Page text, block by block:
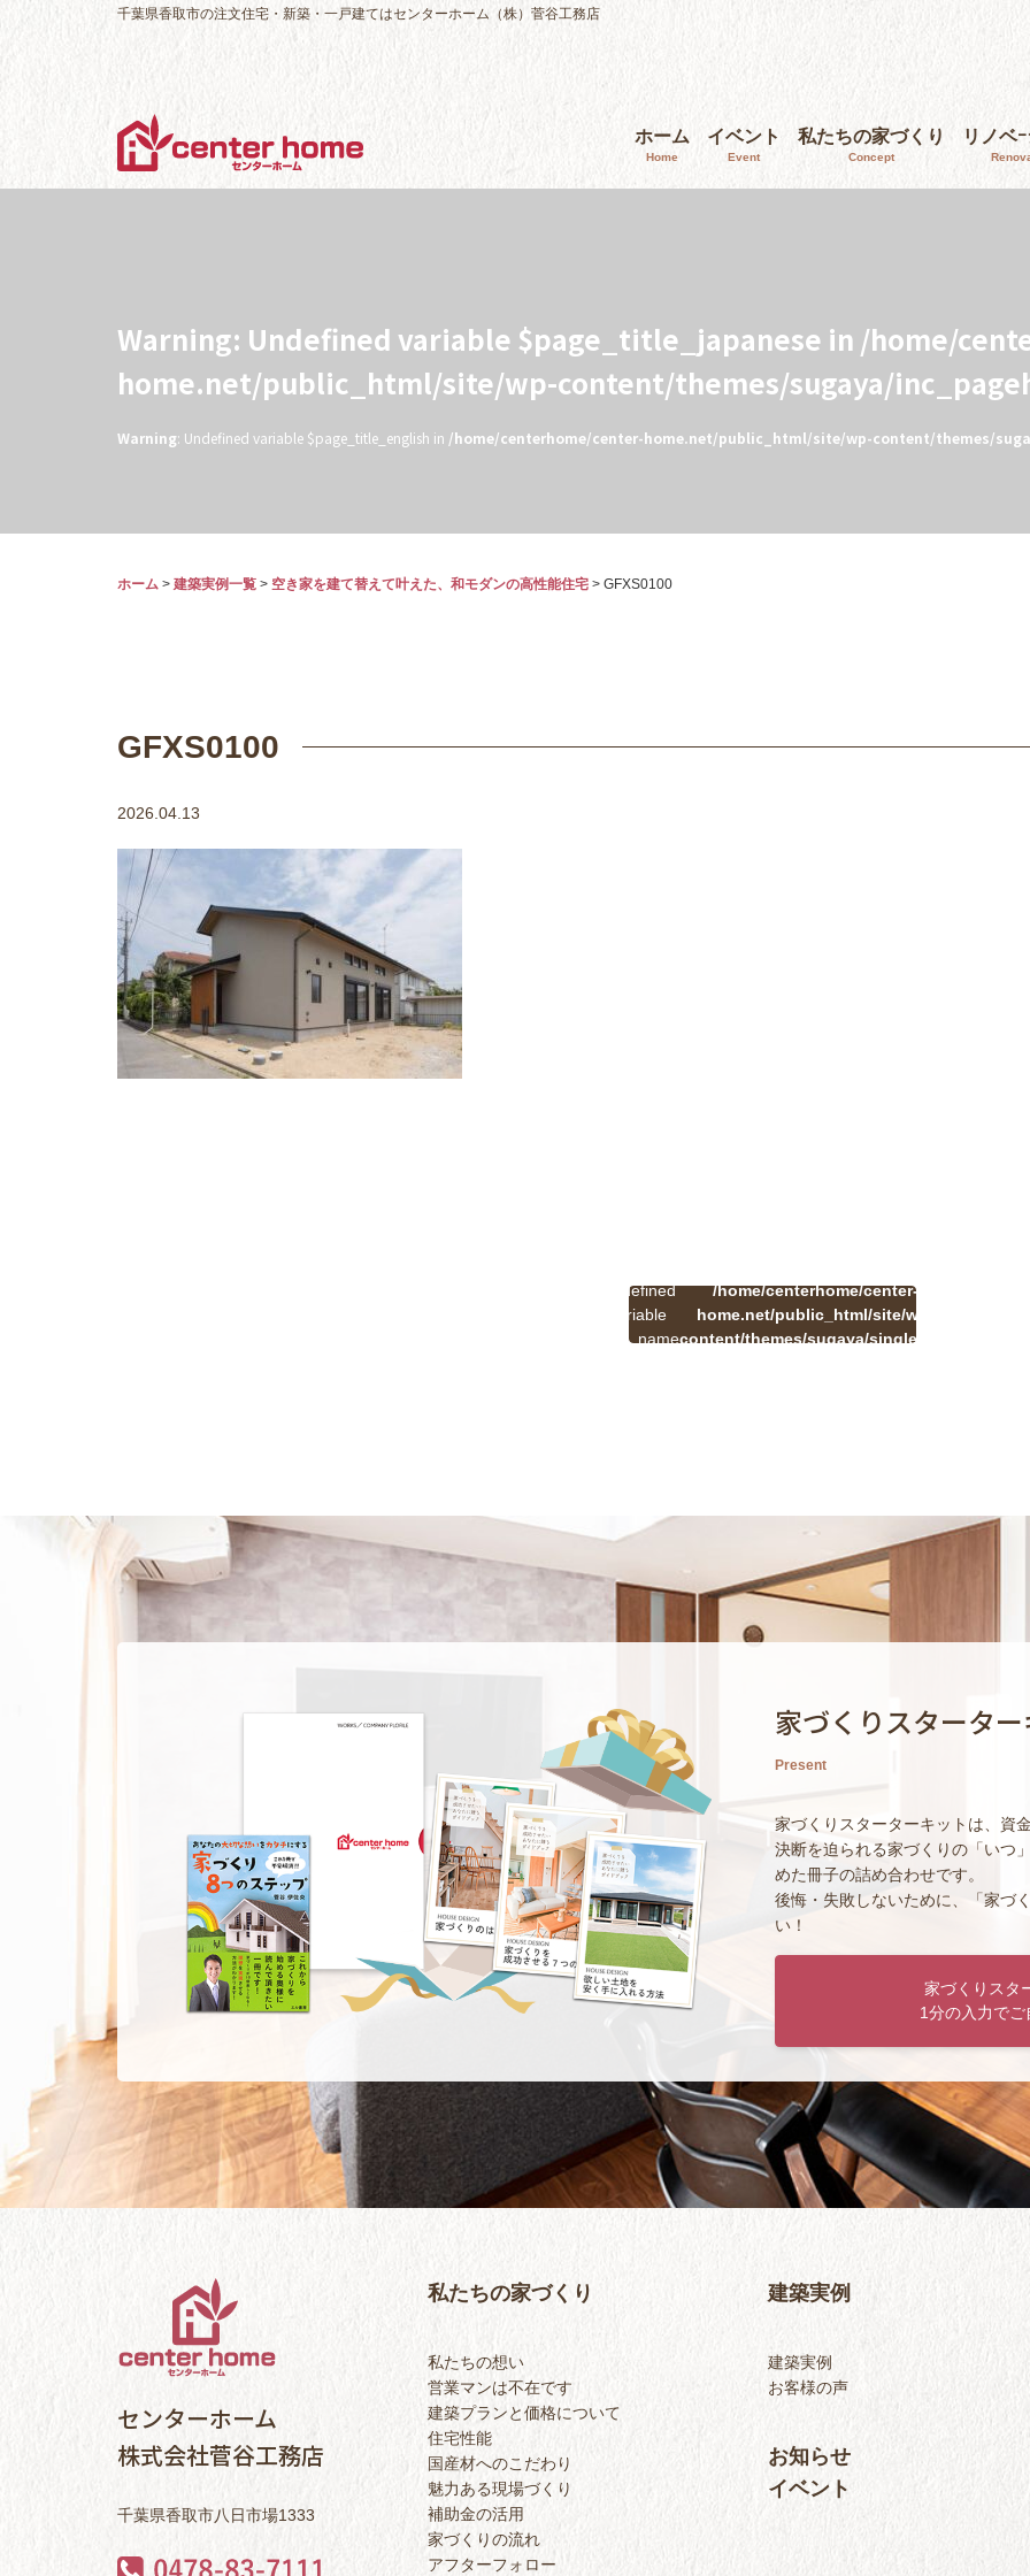
千葉県香取市の注文住宅・新築・一戸建てはセンターホーム（株）菅谷工務店
ホーム
Home
イベント
Event
私たちの家づくり
Concept
リノベ
Warning: Undefined variable $page_title_japanese in /home/
home.net/public_html/site/wp-content/themes/sugaya/
Warning: Undefined variable $page_title_english in /home/centerhome/center-home.net/public_html/site/wp-content/themes/
ホーム > 建築実例一覧 > 空き家を建て替えて叶えた、和モダンの高性能住宅 > GFXS0100
GFXS0100
2026.04.13
Undefined
variable
$cat_name
/home/centerhome/center-
home.net/public_html/site/wp-
content/themes/sugaya/single.php
家づくりスタータ
Present
家づくりスターターキットは、資
決断を迫られる家づくりの「いつ
めた冊子の詰め合わせです。
後悔・失敗しないために、「家づ
い！
家づくりスタ
1分の入力で
センターホーム
株式会社菅谷工務店
千葉県香取市八日市場1333
私たちの家づくり
私たちの想い
営業マンは不在です
建築プランと価格について
住宅性能
国産材へのこだわり
魅力ある現場づくり
補助金の活用
家づくりの流れ
アフターフォロー
建築実例
建築実例
お客様の声
お知らせ
イベント